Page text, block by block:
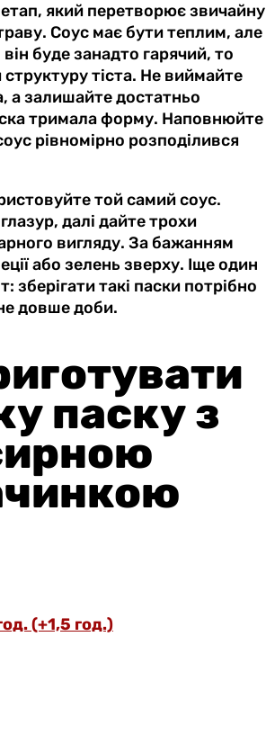
який перетворює звичайну
Соус має бути теплим, але
буде занадто гарячий, то
тіста. Не виймайте
а залишайте достатньо
тримала форму. Наповнюйте
рівномірно розподілився
той самий соус.
далі дайте трохи
вигляду. За бажанням
або зелень зверху. Іще один
такі паски потрібно
довше доби.
паску з
(+1,5 год.)